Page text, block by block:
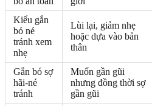
Kiểu gắn
bó né
tránh xem
nhẹ
Lùi lại, giảm nhẹ
hoặc dựa vào bản
thân
Gắn bó sợ
hãi-né
tránh
Muốn gần gũi
nhưng đồng thời sợ
gần gũi